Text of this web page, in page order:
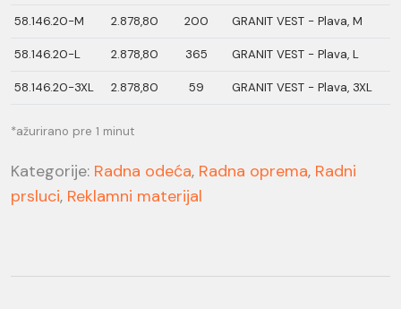
58.146.20-M 2.878,80 200 GRANIT VEST - Plava, M
58.146.20-L 2.878,80 365 GRANIT VEST - Plava, L
58.146.20-3XL 2.878,80 59 GRANIT VEST - Plava, 3XL
*ažurirano pre 1 minut
Kategorije: Radna odeća, Radna oprema, Radni
prsluci, Reklamni materijal